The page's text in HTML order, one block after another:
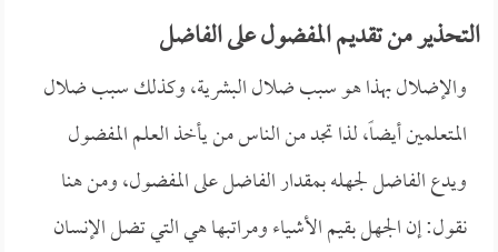
التحذير من تقديم المفضول على الفاضل
والإضلال بهذا هو سبب ضلال البشرية، وكذلك سبب ضلال
المتعلمين أيضاً، لذا تجد من الناس من يأخذ العلم المفضول
ويدع الفاضل لجهله بمقدار الفاضل على المفضول، ومن هنا
نقول: إن الجهل بقيم الأشياء ومراتبها هي التي تضل الإنسان